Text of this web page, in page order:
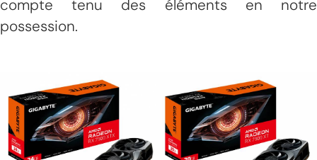
compte tenu des éléments en notre
possession.